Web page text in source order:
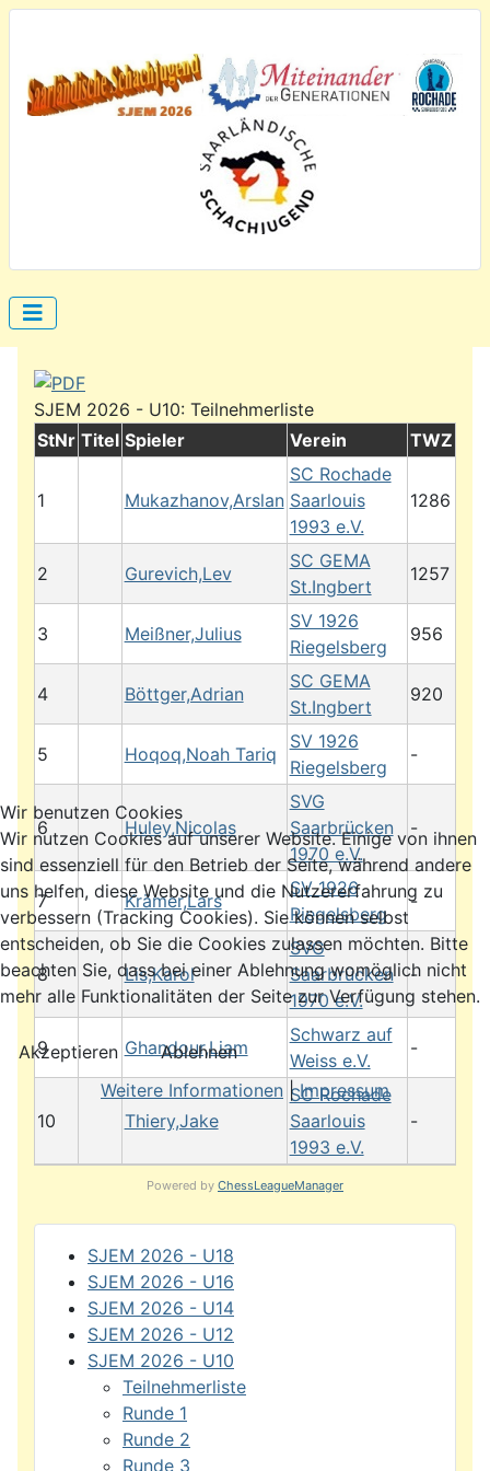
SJEM 2026 - U18
SJEM 2026 - U16
SJEM 2026 - U14
SJEM 2026 - U12
SJEM 2026 - U10
Teilnehmerliste
Runde 1
Runde 2
Runde 3
SJEM 2026 - U10: Teilnehmerliste
StNr Titel Spieler Verein TWZ
1 Mukazhanov,Arslan
SC Rochade
Saarlouis
1993 e.V.
1286
2 Gurevich,Lev
SC GEMA
St.Ingbert
1257
3 Meißner,Julius
SV 1926
Riegelsberg
956
4 Böttger,Adrian
SC GEMA
St.Ingbert
920
5 Hoqoq,Noah Tariq
SV 1926
Riegelsberg
-
6 Huley,Nicolas
SVG
Saarbrücken
1970 e.V.
-
7 Krämer,Lars
SV 1926
Riegelsberg
-
8 Lis,Karol
SVG
Saarbrücken
1970 e.V.
-
9 Ghandour,Liam
Schwarz auf
Weiss e.V.
-
10 Thiery,Jake
SC Rochade
Saarlouis
1993 e.V.
-
Powered by ChessLeagueManager
Wir benutzen Cookies
Wir nutzen Cookies auf unserer Website. Einige von ihnen
sind essenziell für den Betrieb der Seite, während andere
uns helfen, diese Website und die Nutzererfahrung zu
verbessern (Tracking Cookies). Sie können selbst
entscheiden, ob Sie die Cookies zulassen möchten. Bitte
beachten Sie, dass bei einer Ablehnung womöglich nicht
mehr alle Funktionalitäten der Seite zur Verfügung stehen.
Akzeptieren
Ablehnen
Weitere Informationen |Impressum